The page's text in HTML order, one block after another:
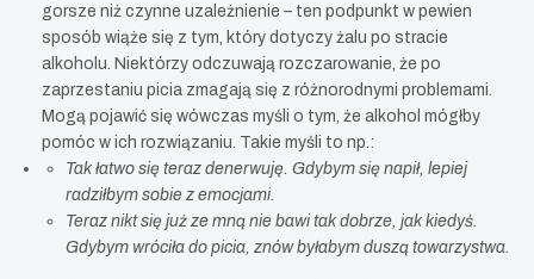
gorsze niż czynne uzależnienie – ten podpunkt w pewien
sposób wiąże się z tym, który dotyczy żalu po stracie
alkoholu. Niektórzy odczuwają rozczarowanie, że po
zaprzestaniu picia zmagają się z różnorodnymi problemami.
Mogą pojawić się wówczas myśli o tym, że alkohol mógłby
pomóc w ich rozwiązaniu. Takie myśli to np.:
Tak łatwo się teraz denerwuję. Gdybym się napił, lepiej
radziłbym sobie z emocjami.
Teraz nikt się już ze mną nie bawi tak dobrze, jak kiedyś.
Gdybym wróciła do picia, znów byłabym duszą towarzystwa.